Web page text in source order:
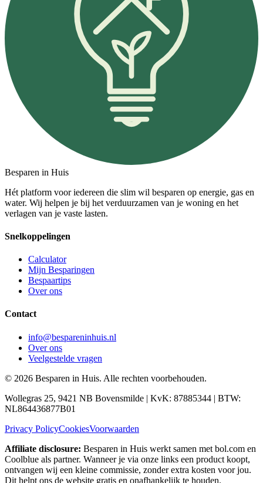
Besparen in Huis
Hét platform voor iedereen die slim wil besparen op energie, gas en
water. Wij helpen je bij het verduurzamen van je woning en het
verlagen van je vaste lasten.
Snelkoppelingen
Calculator
Mijn Besparingen
Bespaartips
Over ons
Contact
info@bespareninhuis.nl
Over ons
Veelgestelde vragen
© 2026 Besparen in Huis. Alle rechten voorbehouden.
Wollegras 25, 9421 NB Bovensmilde | KvK: 87885344 | BTW:
NL864436877B01
Privacy PolicyCookiesVoorwaarden
Affiliate disclosure: Besparen in Huis werkt samen met bol.com en
Coolblue als partner. Wanneer je via onze links een product koopt,
ontvangen wij een kleine commissie, zonder extra kosten voor jou.
Dit helpt ons de website gratis en onafhankelijk te houden.